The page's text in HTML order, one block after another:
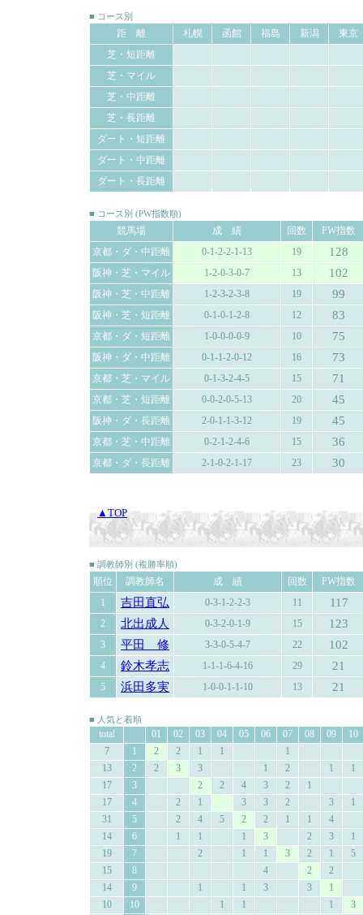
■ コース別
距 離 札幌 函館 福島 新潟
東京
芝・短距離
芝・マイル
芝・中距離
芝・長距離
ダート・短距離
ダート・中距離
ダート・長距離
■ コース別 (PW指数順)
競馬場 成 績 回数
PW指数
京都・ダ・中距離
0-1-2-2-1-13 19 128
阪神・芝・マイル 1-2-0-3-0-7 13 102
阪神・芝・中距離 1-2-3-2-3-8 19 99
阪神・芝・短距離 0-1-0-1-2-8 12 83
京都・ダ・短距離 1-0-0-0-0-9 10 75
阪神・ダ・中距離 0-1-1-2-0-12 16 73
京都・芝・マイル 0-1-3-2-4-5 15 71
京都・芝・短距離 0-0-2-0-5-13 20 45
阪神・ダ・長距離 2-0-1-1-3-12 19 45
京都・芝・中距離 0-2-1-2-4-6 15 36
京都・ダ・長距離 2-1-0-2-1-17 23 30
▲TOP
■ 調教師別 (複勝率順)
順位 調教師名 成 績 回数
PW指数
1
吉田直弘 0-3-1-2-2-3 11 117
2 北出成人 0-3-2-0-1-9 15 123
3 平田 修 3-3-0-5-4-7 22 102
4 鈴木孝志 1-1-1-6-4-16 29 21
5 浜田多実 1-0-0-1-1-10 13 21
■ 人気と着順
total 01 02 03 04 05 06 07 08 09
10
7
1 2 2 1 1
1
13
2 2 3 3 1 2 1
1
17
3 2 2 4 3 2
1
17
4 2 1 3 3 2 3
1
31
5 2 4 5 2 2 1 1
4
14
6 1 1 1 3 2 3
1
19
7 2 1 1 3 2 1
5
15
8 4 2
2
14
9 1 1 3 3
1
10
10 1 1 1
3